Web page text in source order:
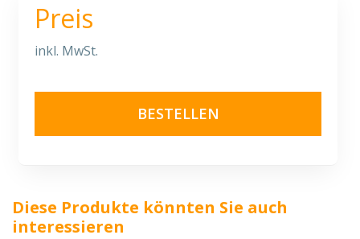
Preis
inkl. MwSt.
BESTELLEN
Diese Produkte könnten Sie auch
interessieren